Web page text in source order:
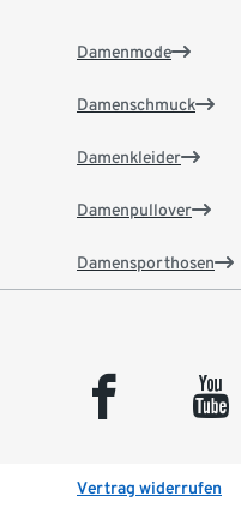
Damenmode
Damenschmuck
Damenkleider
Damenpullover
Damensporthosen
facebook youtube
Vertrag widerrufen